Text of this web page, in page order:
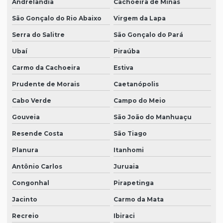
Andrelândia Cachoeira de Minas
São Gonçalo do Rio Abaixo Virgem da Lapa
Serra do Salitre São Gonçalo do Pará
Ubaí Piraúba
Carmo da Cachoeira Estiva
Prudente de Morais Caetanópolis
Cabo Verde Campo do Meio
Gouveia São João do Manhuaçu
Resende Costa São Tiago
Planura Itanhomi
Antônio Carlos Juruaia
Congonhal Pirapetinga
Jacinto Carmo da Mata
Recreio Ibiraci